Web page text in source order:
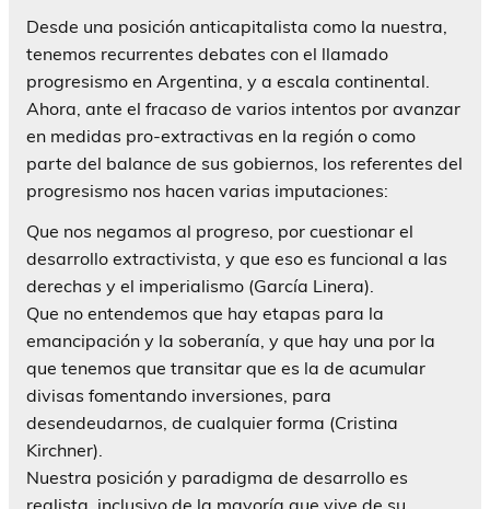
Desde una posición anticapitalista como la nuestra,
tenemos recurrentes debates con el llamado
progresismo en Argentina, y a escala continental.
Ahora, ante el fracaso de varios intentos por avanzar
en medidas pro-extractivas en la región o como
parte del balance de sus gobiernos, los referentes del
progresismo nos hacen varias imputaciones:
Que nos negamos al progreso, por cuestionar el
desarrollo extractivista, y que eso es funcional a las
derechas y el imperialismo (García Linera).
Que no entendemos que hay etapas para la
emancipación y la soberanía, y que hay una por la
que tenemos que transitar que es la de acumular
divisas fomentando inversiones, para
desendeudarnos, de cualquier forma (Cristina
Kirchner).
Nuestra posición y paradigma de desarrollo es
realista, inclusivo de la mayoría que vive de su